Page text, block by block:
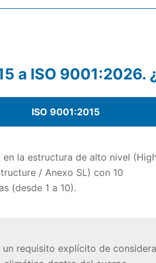
a ISO 9001:2026.
ISO 9001:2015
en la estructura de alto nivel
/ Anexo SL) con 10
(desde 1 a 10).
un requisito explícito de